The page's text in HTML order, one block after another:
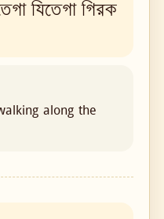
যিতেগা গিরক
along the